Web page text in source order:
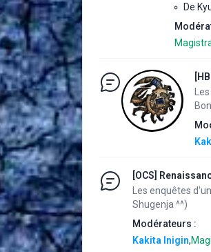
De
[OCS]
Les enquêtes
Shugenja ^^)
Modérateurs :
Kakita Inigin,